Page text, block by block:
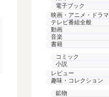
電子ブック
映画・アニメ・ドラマ
テレビ番組全般
動画
音楽
書籍
コミック
小説
レビュー
趣味・コレクション
鉱物